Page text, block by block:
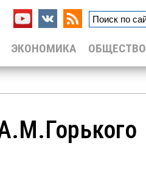
ОБЩЕСТВО
ЭКОНОМИКА